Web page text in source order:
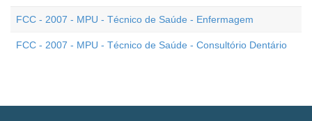
FCC - 2007 - MPU - Técnico de Saúde - Enfermagem
FCC - 2007 - MPU - Técnico de Saúde - Consultório Dentário